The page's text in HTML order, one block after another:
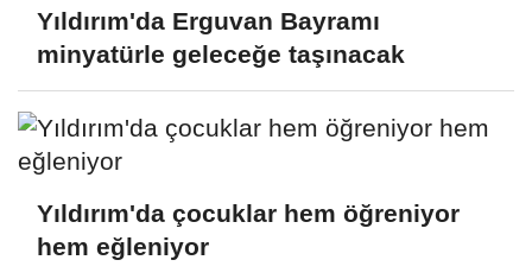
Yıldırım'da Erguvan Bayramı
minyatürle geleceğe taşınacak
Yıldırım'da çocuklar hem öğreniyor
hem eğleniyor